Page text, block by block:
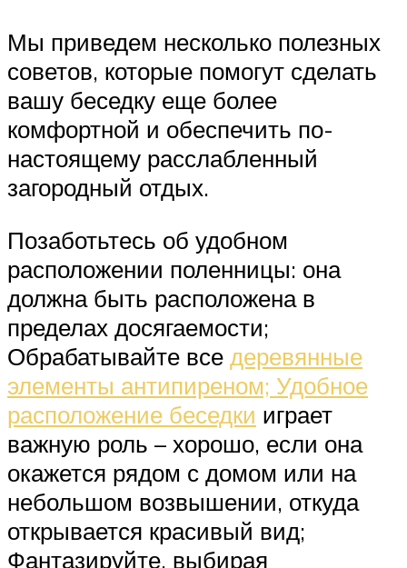
Мы приведем несколько полезных
советов, которые помогут сделать
вашу беседку еще более
комфортной и обеспечить по-
настоящему расслабленный
загородный отдых.
Позаботьтесь об удобном
расположении поленницы: она
должна быть расположена в
пределах досягаемости;
Обрабатывайте все деревянные
элементы антипиреном; Удобное
расположение беседки играет
важную роль – хорошо, если она
окажется рядом с домом или на
небольшом возвышении, откуда
открывается красивый вид;
Фантазируйте, выбирая